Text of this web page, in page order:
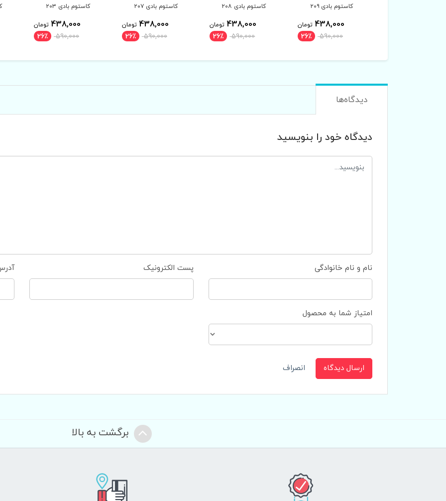
کاستوم بادی ۲۰۸
438,000 تومان
590,000 26٪
کاستوم بادی ۲۰۷
438,000 تومان
590,000 26٪
کاستوم بادی ۲۰۳
438,000 تومان
590,000 26٪
کاستوم بادی ۲۰۲
438,000 تومان
590,000 26٪
دیدگاه‌ها
دیدگاه خود را بنویسید
نام و نام خانوادگی پست الکترونیک
امتیاز شما به محصول
ارسال دیدگاه انصراف
برگشت به بالا